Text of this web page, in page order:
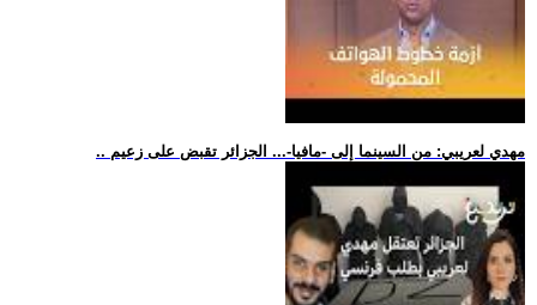
.. مهدي لعريبي: من السينما إلى -مافيا-... الجزائر تقبض على زعيم